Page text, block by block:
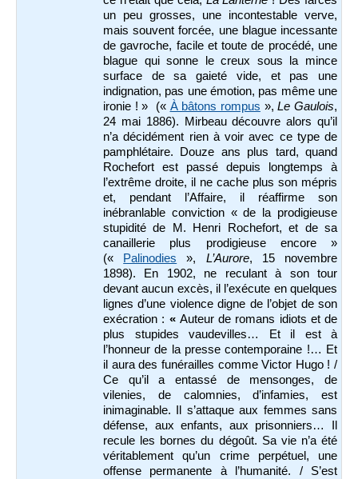
un peu grosses, une incontestable verve,
mais souvent forcée, une blague incessante
de gavroche, facile et toute de procédé, une
blague qui sonne le creux sous la mince
surface de sa gaieté vide, et pas une
indignation, pas une émotion, pas même une
ironie ! » (« À bâtons rompus »,Le Gaulois,
24 mai 1886). Mirbeau découvre alors qu’il
n’a décidément rien à voir avec ce type de
pamphlétaire. Douze ans plus tard, quand
Rochefort est passé depuis longtemps à
l’extrême droite, il ne cache plus son mépris
et, pendant l’Affaire, il réaffirme son
inébranlable conviction « de la prodigieuse
stupidité de M. Henri Rochefort, et de sa
canaillerie plus prodigieuse encore »
(«
Palinodies », L’Aurore, 15 novembre
1898). En 1902, ne reculant à son tour
devant aucun excès, il l’exécute en quelques
lignes d’une violence digne de l’objet de son
exécration : « Auteur de romans idiots et de
plus stupides vaudevilles… Et il est à
l’honneur de la presse contemporaine !… Et
il aura des funérailles comme Victor Hugo ! /
Ce qu’il a entassé de mensonges, de
vilenies, de calomnies, d’infamies, est
inimaginable. Il s’attaque aux femmes sans
défense, aux enfants, aux prisonniers… Il
recule les bornes du dégoût. Sa vie n’a été
véritablement qu’un crime perpétuel, une
offense permanente à l’humanité. / S’est